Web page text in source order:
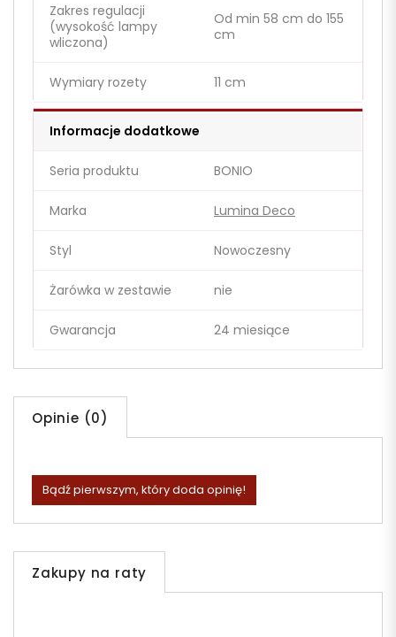
Zakres regulacji
(wysokość lampy
wliczona)
Od min 58 cm do 155
cm
Wymiary rozety 11 cm
Informacje dodatkowe
Seria produktu BONIO
Marka Lumina Deco
Styl Nowoczesny
Żarówka w zestawie nie
Gwarancja 24 miesiące
Opinie (0)
Bądź pierwszym, który doda opinię!
Zakupy na raty